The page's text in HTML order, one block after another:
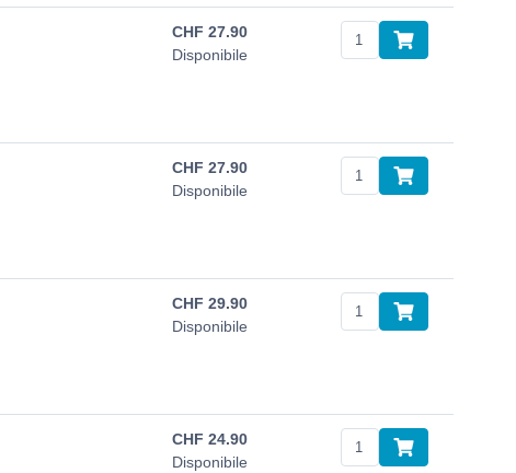
CHF 27.90
Disponibile
CHF 27.90
Disponibile
CHF 29.90
Disponibile
CHF 24.90
Disponibile